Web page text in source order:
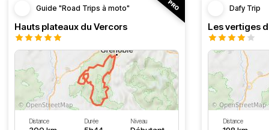
Guide "Road Trips à moto"
Hauts plateaux du Vercors
Distance Durée Niveau
Dafy Trip
Les vertiges
Distance